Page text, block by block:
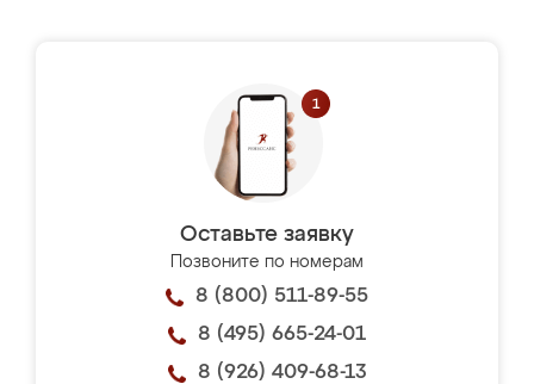
Оставьте заявку
Позвоните по номерам
8 (800) 511-89-55
8 (495) 665-24-01
8 (926) 409-68-13